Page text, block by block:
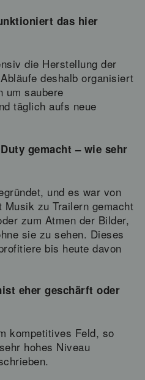
das hier
die Herstellung der
deshalb organisiert
um saubere
täglich aufs neue
gemacht – wie sehr
und es war von
zu Trailern gemacht
zum Atmen der Bilder,
sie zu sehen. Dieses
bis heute davon
eher geschärft oder
kompetitives Feld, so
hohes Niveau